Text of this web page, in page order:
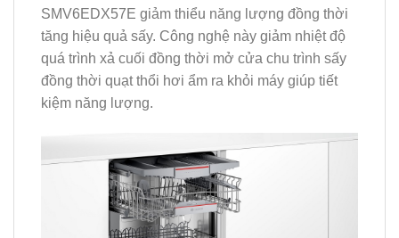
SMV6EDX57E giảm thiểu năng lượng đồng thời
tăng hiệu quả sấy. Công nghệ này giảm nhiệt độ
quá trình xả cuối đồng thời mở cửa chu trình sấy
đồng thời quạt thổi hơi ẩm ra khỏi máy giúp tiết
kiệm năng lượng.